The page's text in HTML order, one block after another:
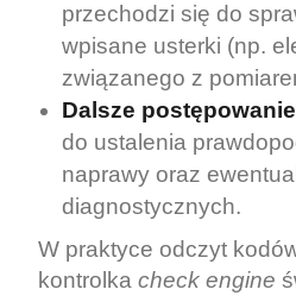
przechodzi się do
wpisane usterki (np.
związanego z
Dalsze
do ustalenia
naprawy oraz
diagnostycznych.
W praktyce odczyt
kontrolka check engine